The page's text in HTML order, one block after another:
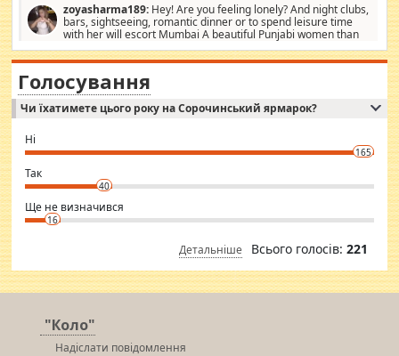
витрат, а тільки узгоджених сум і нічого іншого. Не чекайте і не
коментуйте цей пост. Введіть суму, яку ви хочете подати, і ми
зв'яжемося з вами з усіма варіантами. зв'яжіться з нами
сьогодні на garciajsacramento@gmail.com Вам потрібні термінові
гроші? Ми можемо допомогти!
zoyasharma189: Hey! Are you feeling lonely? And night clubs,
bars, sightseeing, romantic dinner or to spend leisure time
with her will escort Mumbai A beautiful Punjabi women than
sexy escort companion in arms that you guys feel like 5 star luxury
hotel had to spend the night in their search for loved solitaire free
woman "Love Solitaire" beautiful figure and shapely body shapes.
Independent escort in Mumbai, truthful, friendly and cheerful girl.
WhatsApp via an easily can see the latest pictures of her body and the
want to meet new people. Sakshi Mirchandani health and figure
conscious in order to keep yourself fit and regularly go to the health
club.
⇒ sakshimirchandani.com
Голосування
Чи їхатимете цього року на Сорочинський ярмарок?
Ні
165
Так
40
Ще не визначився
16
Детальніше Всього голосів: 221
"Коло"
Надіслати повідомлення